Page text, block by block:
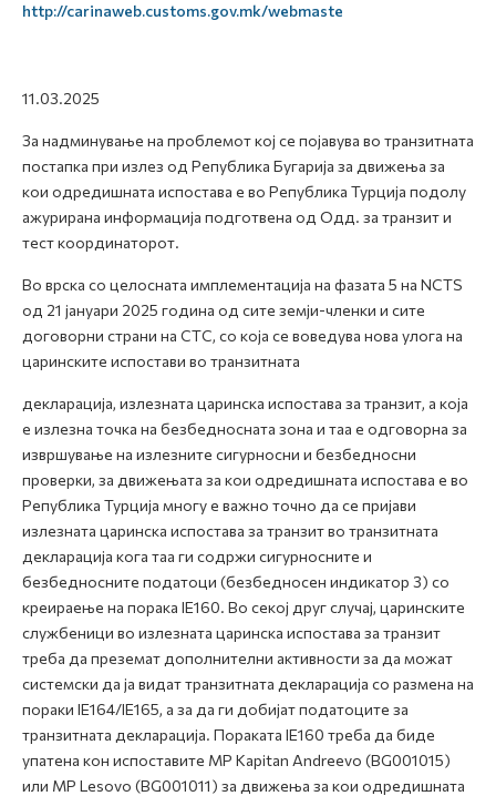
http://carinaweb.customs.gov.mk/webmaste
11.03.2025
За надминување на проблемот кој се појавува во транзитната
постапка при излез од Република Бугарија за движења за
кои одредишната испостава е во Република Турција подолу
ажурирана информација подготвена од Одд. за транзит и
тест координаторот.
Во врска со целосната имплементација на фазата 5 на NCTS
од 21 јануари 2025 година од сите земји-членки и сите
договорни страни на CTC, со која се воведува нова улога на
царинските испостави во транзитната
декларација, излезната царинска испостава за транзит, а која
е излезна точка на безбедносната зона и таа е одговорна за
извршување на излезните сигурносни и безбедносни
проверки, за движењата за кои одредишната испостава е во
Република Турција многу е важно точно да се пријави
излезната царинска испостава за транзит во транзитната
декларација кога таа ги содржи сигурносните и
безбедносните податоци (безбедносен индикатор 3) со
креираење на порака IE160. Во секој друг случај, царинските
службеници во излезната царинска испостава за транзит
треба да преземат дополнителни активности за да можат
системски да ја видат транзитната декларација со размена на
пораки IE164/IE165, а за да ги добијат податоците за
транзитната декларација. Пораката IE160 треба да биде
упатена кон испоставите MP Kapitan Andreevo (BG001015)
или MP Lesovo (BG001011) за движења за кои одредишната